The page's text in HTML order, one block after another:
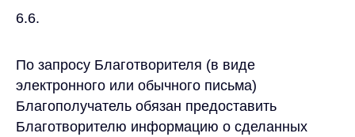
6.6.
По запросу Благотворителя (в виде
электронного или обычного письма)
Благополучатель обязан предоставить
Благотворителю информацию о сделанных